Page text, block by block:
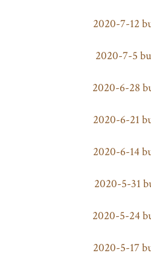
2020-7-12
2020-7-5
2020-6-28
2020-6-21
2020-6-14
2020-5-31
2020-5-24
2020-5-17